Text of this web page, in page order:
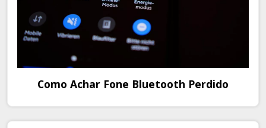
Como Achar Fone Bluetooth Perdido